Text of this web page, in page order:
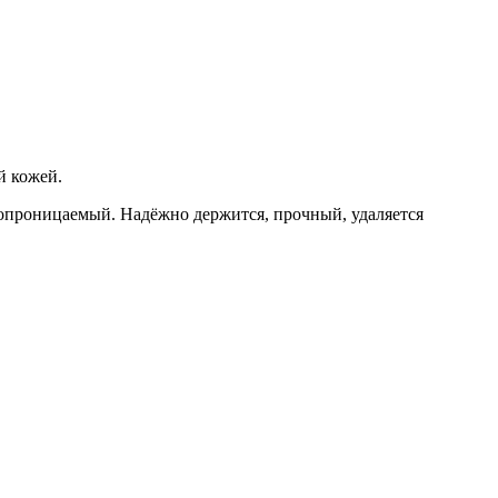
кожей.
Надёжно держится, прочный, удаляется